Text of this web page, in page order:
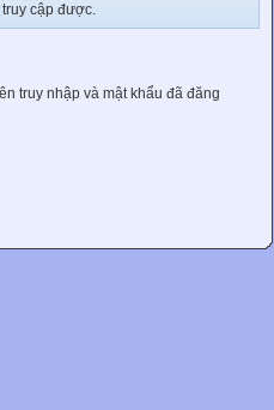
cập được.
truy nhập và mật khẩu đã đăng